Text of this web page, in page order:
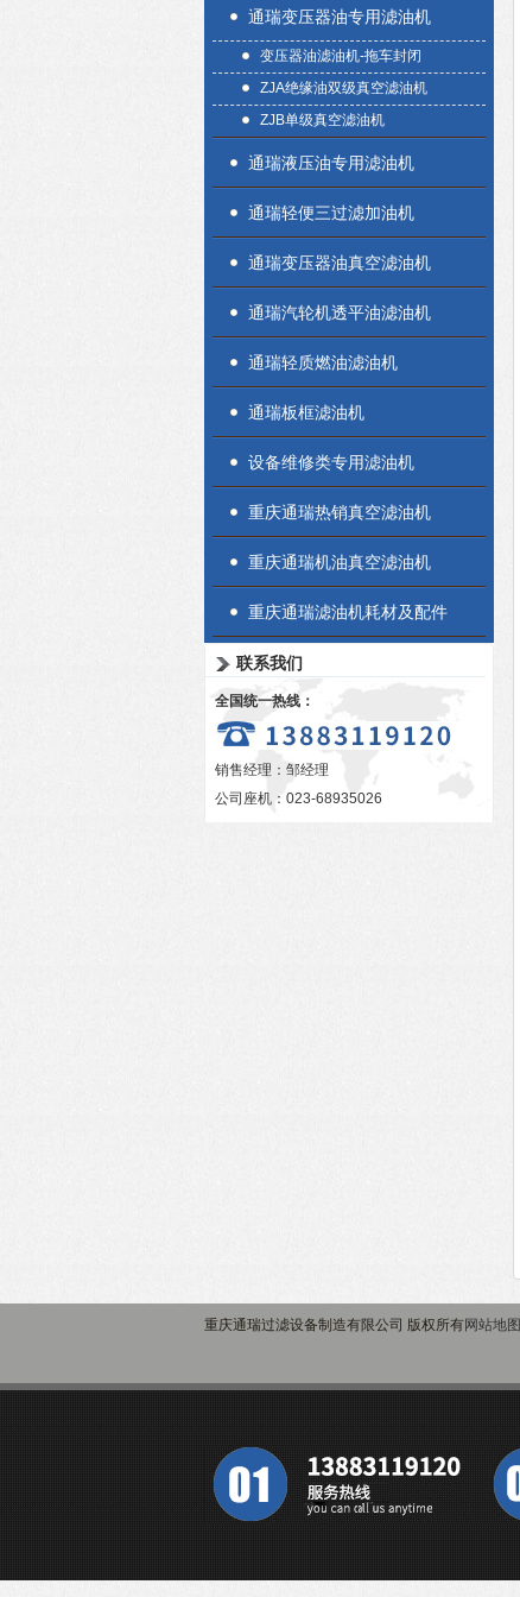
通瑞变压器油专用滤油机
变压器油滤油机-拖车封闭
ZJA绝缘油双级真空滤油机
ZJB单级真空滤油机
通瑞液压油专用滤油机
通瑞轻便三过滤加油机
通瑞变压器油真空滤油机
通瑞汽轮机透平油滤油机
通瑞轻质燃油滤油机
通瑞板框滤油机
设备维修类专用滤油机
重庆通瑞热销真空滤油机
重庆通瑞机油真空滤油机
重庆通瑞滤油机耗材及配件
联系我们
全国统一热线：
销售经理：邹经理
公司座机：023-68935026
重庆通瑞过滤设备制造有限公司 版权所有网站地图